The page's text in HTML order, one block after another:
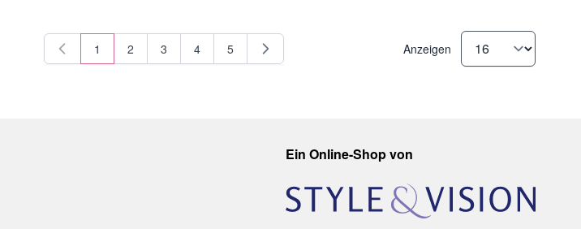
Sie lesen gerade Seite
1 Seite
2 Seite
3 Seite
4 Seite
5 Anzeigen
Ein Online-Shop von